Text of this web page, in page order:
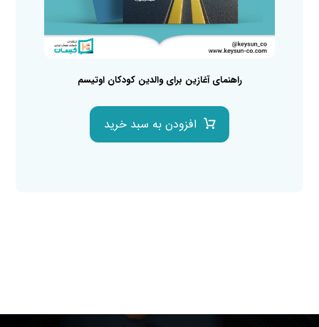
راهنمای آغازین برای والدین کودکان اوتیسم
افزودن به سبد خرید